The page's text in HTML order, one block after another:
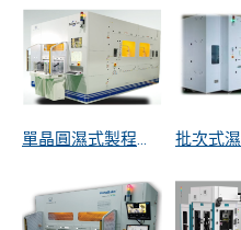
單晶圓濕式製程設備